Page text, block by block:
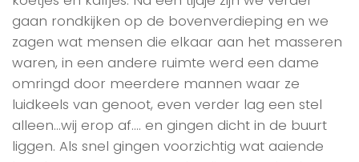
gaan rondkijken op de bovenverdieping en we
zagen wat mensen die elkaar aan het masseren
waren, in een andere ruimte werd een dame
omringd door meerdere mannen waar ze
luidkeels van genoot, even verder lag een stel
alleen…wij erop af…. en gingen dicht in de buurt
liggen. Als snel gingen voorzichtig wat aaiende